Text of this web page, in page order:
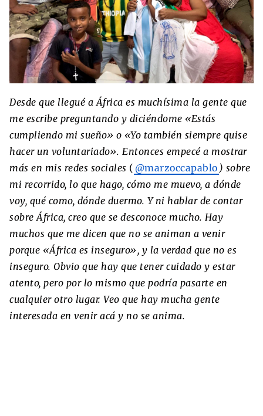
Desde que llegué a África es muchísima la gente que
me escribe preguntando y diciéndome «Estás
cumpliendo mi sueño» o «Yo también siempre quise
hacer un voluntariado». Entonces empecé a mostrar
más en mis redes sociales ( @marzoccapablo ) sobre
mi recorrido, lo que hago, cómo me muevo, a dónde
voy, qué como, dónde duermo. Y ni hablar de contar
sobre África, creo que se desconoce mucho. Hay
muchos que me dicen que no se animan a venir
porque «África es inseguro», y la verdad que no es
inseguro. Obvio que hay que tener cuidado y estar
atento, pero por lo mismo que podría pasarte en
cualquier otro lugar. Veo que hay mucha gente
interesada en venir acá y no se anima.